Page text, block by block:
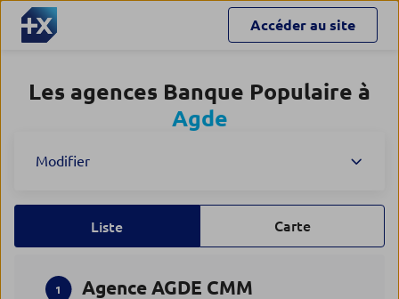
Accéder au site
Les agences Banque Populaire à
Agde
Modifier
Liste Carte
1 Agence AGDE CMM